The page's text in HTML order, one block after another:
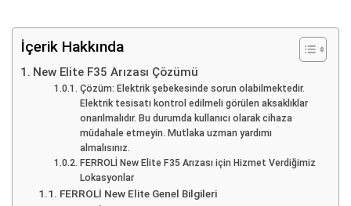
İçerik Hakkında
New Elite F35 Arızası Çözümü
Çözüm: Elektrik şebekesinde sorun olabilmektedir.
Elektrik tesisatı kontrol edilmeli görülen aksaklıklar
onarılmalıdır. Bu durumda kullanıcı olarak cihaza
müdahale etmeyin. Mutlaka uzman yardımı
almalısınız.
FERROLİ New Elite F35 Arızası için Hizmet Verdiğimiz
Lokasyonlar
FERROLİ New Elite Genel Bilgileri